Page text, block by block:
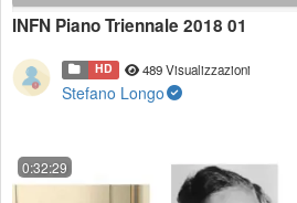
INFN Piano Triennale 2018 01
HD 489 Visualizzazioni
Stefano Longo
0:32:29